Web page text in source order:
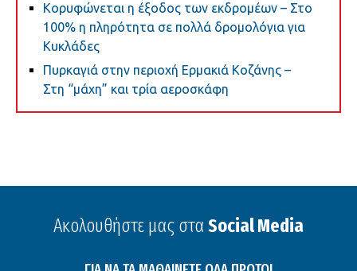
Κορυφώνεται η έξοδος των εκδρομέων – Στο
100% η πληρότητα σε πολλά δρομολόγια για
Κυκλάδες
Πυρκαγιά στην περιοχή Ερμακιά Κοζάνης –
Στη “μάχη” και τρία αεροσκάφη
Ακολουθήστε μας στα Social Media